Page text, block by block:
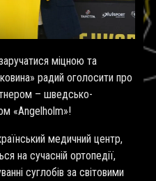
міцною та
радий оголосити про
– шведсько-
«Angelholm»!
медичний центр,
на сучасній ортопедії,
суглобів за світовими